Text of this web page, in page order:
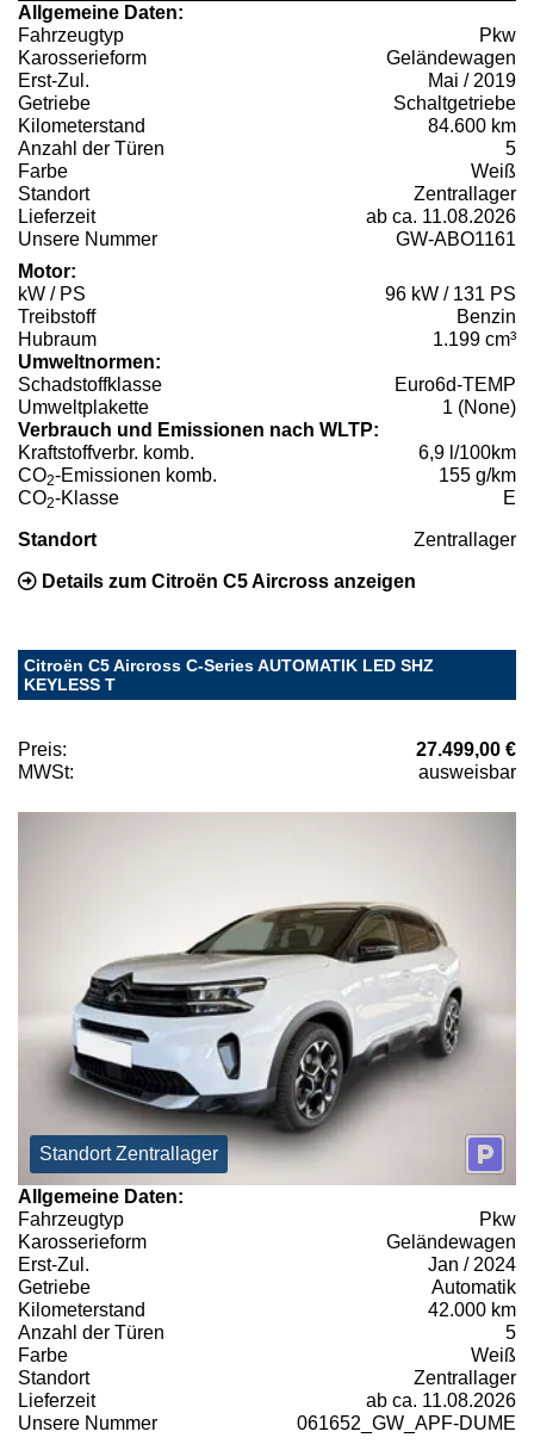
Allgemeine Daten:
Fahrzeugtyp
Pkw
Karosserieform
Geländewagen
Erst-Zul.
Mai / 2019
Getriebe
Schaltgetriebe
Kilometerstand
84.600 km
Anzahl der Türen
5
Farbe
Weiß
Standort
Zentrallager
Lieferzeit
ab ca. 11.08.2026
Unsere Nummer
GW-ABO1161
Motor:
kW / PS
96 kW / 131 PS
Treibstoff
Benzin
Hubraum
1.199 cm³
Umweltnormen:
Schadstoffklasse
Euro6d-TEMP
Umweltplakette
1 (None)
Verbrauch und Emissionen nach WLTP:
Kraftstoffverbr. komb.
6,9 l/100km
CO2-Emissionen komb.
155 g/km
CO2-Klasse E
Standort Zentrallager
Details zum Citroën C5 Aircross anzeigen
Citroën C5 Aircross C-Series AUTOMATIK LED SHZ
KEYLESS T
Preis:
27.499,00 €
MWSt:
ausweisbar
Standort Zentrallager
Allgemeine Daten:
Fahrzeugtyp
Pkw
Karosserieform
Geländewagen
Erst-Zul.
Jan / 2024
Getriebe
Automatik
Kilometerstand
42.000 km
Anzahl der Türen
5
Farbe
Weiß
Standort
Zentrallager
Lieferzeit
ab ca. 11.08.2026
Unsere Nummer
061652_GW_APF-DUME